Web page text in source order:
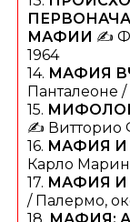
МАФИИ ✍️
1964
14. МАФИЯ
Панталеоне /
15.
✍️ Витторио
16. МАФИЯ
Карло
17. МАФИЯ И
/ Палермо,